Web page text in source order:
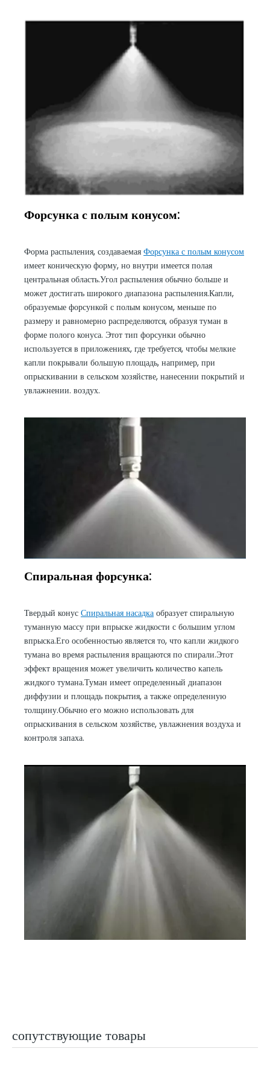
Форсунка с полым конусом:
Форма распыления, создаваемая Форсунка с полым конусом
имеет коническую форму, но внутри имеется полая
центральная область.Угол распыления обычно больше и
может достигать широкого диапазона распыления.Капли,
образуемые форсункой с полым конусом, меньше по
размеру и равномерно распределяются, образуя туман в
форме полого конуса. Этот тип форсунки обычно
используется в приложениях, где требуется, чтобы мелкие
капли покрывали большую площадь, например, при
опрыскивании в сельском хозяйстве, нанесении покрытий и
увлажнении. воздух.
Спиральная форсунка:
Твердый конус Спиральная насадка образует спиральную
туманную массу при впрыске жидкости с большим углом
впрыска.Его особенностью является то, что капли жидкого
тумана во время распыления вращаются по спирали.Этот
эффект вращения может увеличить количество капель
жидкого тумана.Туман имеет определенный диапазон
диффузии и площадь покрытия, а также определенную
толщину.Обычно его можно использовать для
опрыскивания в сельском хозяйстве, увлажнения воздуха и
контроля запаха.
сопутствующие товары